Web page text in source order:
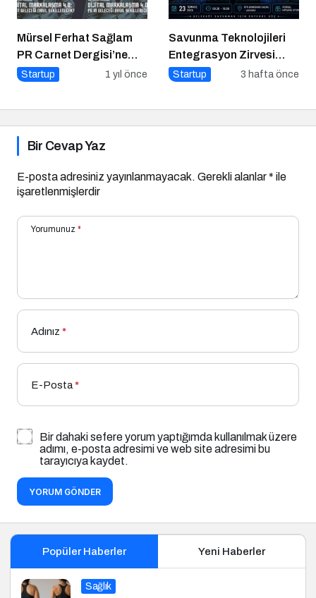
Mürsel Ferhat Sağlam
PR Carnet Dergisi’ne
Konuştu
Startup 1 yıl önce
Savunma Teknolojileri
Entegrasyon Zirvesi
Ankara’da
Startup 3 hafta önce
Bir Cevap Yaz
E-posta adresiniz yayınlanmayacak. Gerekli alanlar* ile
işaretlenmişlerdir
Yorumunuz *
Adınız *
E-Posta*
Bir dahaki sefere yorum yaptığımda kullanılmak üzere
adımı, e-posta adresimi ve web site adresimi bu
tarayıcıya kaydet.
YORUM GÖNDER
Popüler Haberler Yeni Haberler
Sağlık